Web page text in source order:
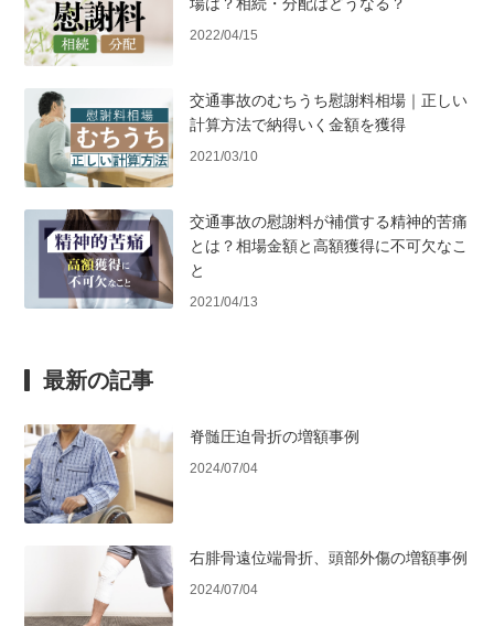
2022/04/15
交通事故のむちうち慰謝料相場｜正しい
計算方法で納得いく金額を獲得
2021/03/10
交通事故の慰謝料が補償する精神的苦痛
とは？相場金額と高額獲得に不可欠なこ
と
2021/04/13
最新の記事
脊髄圧迫骨折の増額事例
2024/07/04
右腓骨遠位端骨折、頭部外傷の増額事例
2024/07/04